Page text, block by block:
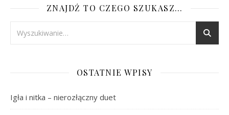
ZNAJDŹ TO CZEGO SZUKASZ…
OSTATNIE WPISY
Igła i nitka – nierozłączny duet